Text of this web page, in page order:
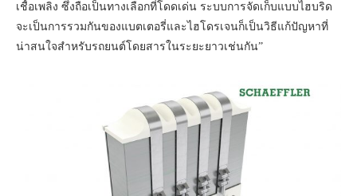
เชื้อเพลิง ซึ่งถือเป็นทางเลือกที่โดดเด่น ระบบการจัดเก็บแบบไฮบริด
จะเป็นการรวมกันของแบตเตอรี่และไฮโดรเจนก็เป็นวิธีแก้ปัญหาที่
น่าสนใจสำหรับรถยนต์โดยสารในระยะยาวเช่นกัน”